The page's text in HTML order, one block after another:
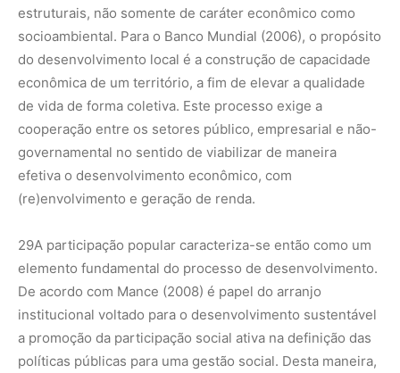
estruturais, não somente de caráter econômico como
socioambiental. Para o Banco Mundial (2006), o propósito
do desenvolvimento local é a construção de capacidade
econômica de um território, a fim de elevar a qualidade
de vida de forma coletiva. Este processo exige a
cooperação entre os setores público, empresarial e não-
governamental no sentido de viabilizar de maneira
efetiva o desenvolvimento econômico, com
(re)envolvimento e geração de renda.
29A participação popular caracteriza-se então como um
elemento fundamental do processo de desenvolvimento.
De acordo com Mance (2008) é papel do arranjo
institucional voltado para o desenvolvimento sustentável
a promoção da participação social ativa na definição das
políticas públicas para uma gestão social. Desta maneira,